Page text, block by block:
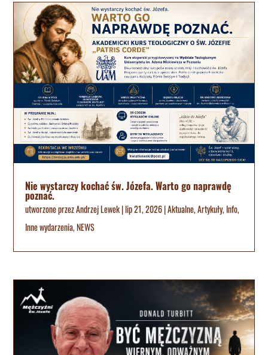
Nie wystarczy kochać św. Józefa. Warto go naprawdę
poznać.
utworzone przezAndrzej Lewek|lip 21, 2026|Aktualne,Artykuły, Info,
Inne wydarzenia,NEWS